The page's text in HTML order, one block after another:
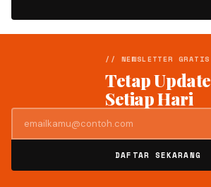
// NEWSLETTER GRATIS
Tetap Update
Setiap Hari
DAFTAR SEKARANG